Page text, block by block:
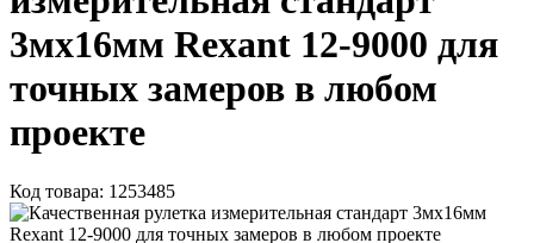
3мх16мм Rexant 12-9000 для
точных замеров в любом
проекте
Код товара: 1253485